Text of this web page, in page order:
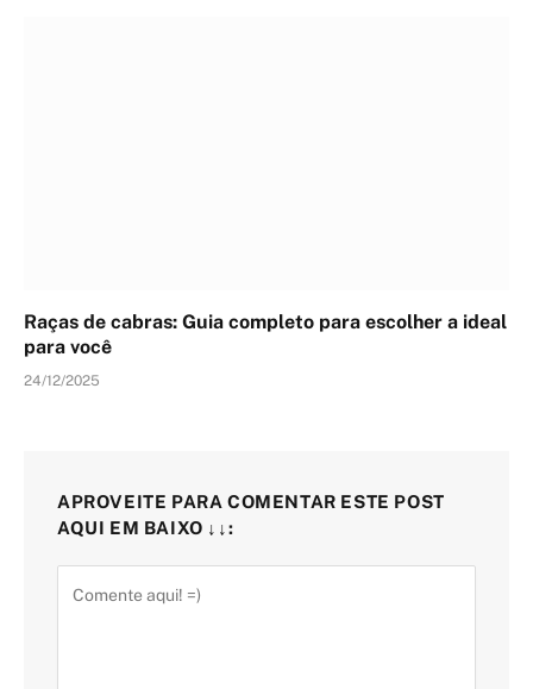
Raças de cabras: Guia completo para escolher a ideal
para você
24/12/2025
APROVEITE PARA COMENTAR ESTE POST
AQUI EM BAIXO ↓↓: